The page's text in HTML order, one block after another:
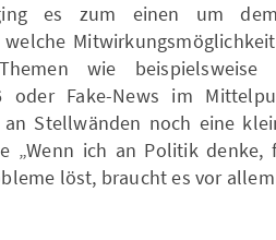
es zum einen um
wie beispielsweise
oder Fake-News im
Stellwänden noch eine
„Wenn ich an Politik denke,
löst, braucht es vor